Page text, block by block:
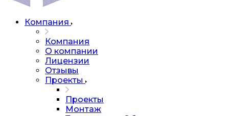
Компания
Компания
О компании
Лицензии
Отзывы
Проекты
Проекты
Монтаж